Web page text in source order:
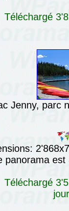
Téléchargé
Jenny, parc
panorama est
Téléchargé